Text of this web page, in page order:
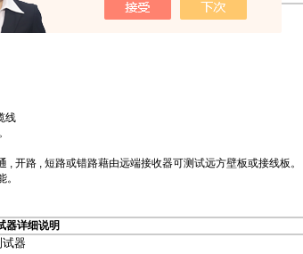
, 短路或错线, 及缆线接地功能
试器
线
, 开路 , 短路或错路藉由远端接收器可测试远方壁板或接线板。
器详细说明
试器